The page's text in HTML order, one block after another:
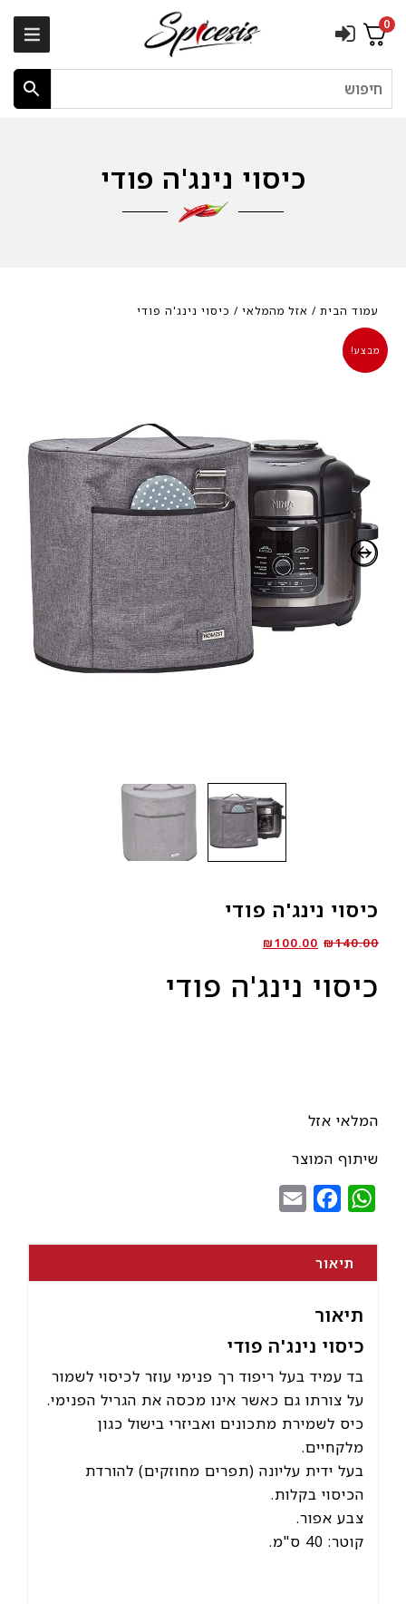
0
חיפוש
כיסוי נינג'ה פודי
עמוד הבית / אזל מהמלאי / כיסוי נינג'ה פודי
מבצע!
כיסוי נינג'ה פודי
₪140.00
המחיר
היה:
₪100.00
הוא:
כיסוי נינג'ה פודי
המלאי אזל
שיתוף המוצר
WhatsApp
Facebook
תיאור
תיאור
כיסוי נינג'ה פודי
בד עמיד בעל ריפוד רך פנימי עוזר לכיסוי לשמור
על צורתו גם כאשר אינו מכסה את הגריל הפנימי.
כיס לשמירת מתכונים ואביזרי בישול כגון
מלקחיים.
בעל ידית עליונה (תפרים מחוזקים) להורדת
הכיסוי בקלות.
צבע אפור.
קוטר: 40 ס"מ.